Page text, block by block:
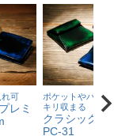
れ可
レミ
ポケットやバッグにも
キリ収まる
クラシック 小銭
PC-31